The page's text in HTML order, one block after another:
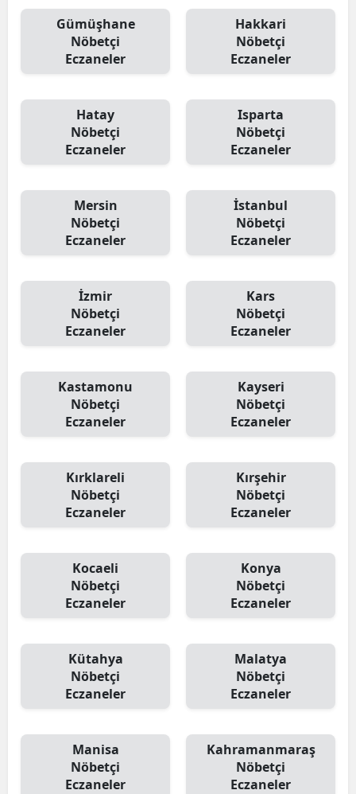
Gümüşhane
Nöbetçi
Eczaneler
Hakkari
Nöbetçi
Eczaneler
Hatay
Nöbetçi
Eczaneler
Isparta
Nöbetçi
Eczaneler
Mersin
Nöbetçi
Eczaneler
İstanbul
Nöbetçi
Eczaneler
İzmir
Nöbetçi
Eczaneler
Kars
Nöbetçi
Eczaneler
Kastamonu
Nöbetçi
Eczaneler
Kayseri
Nöbetçi
Eczaneler
Kırklareli
Nöbetçi
Eczaneler
Kırşehir
Nöbetçi
Eczaneler
Kocaeli
Nöbetçi
Eczaneler
Konya
Nöbetçi
Eczaneler
Kütahya
Nöbetçi
Eczaneler
Malatya
Nöbetçi
Eczaneler
Manisa
Nöbetçi
Eczaneler
Kahramanmaraş
Nöbetçi
Eczaneler